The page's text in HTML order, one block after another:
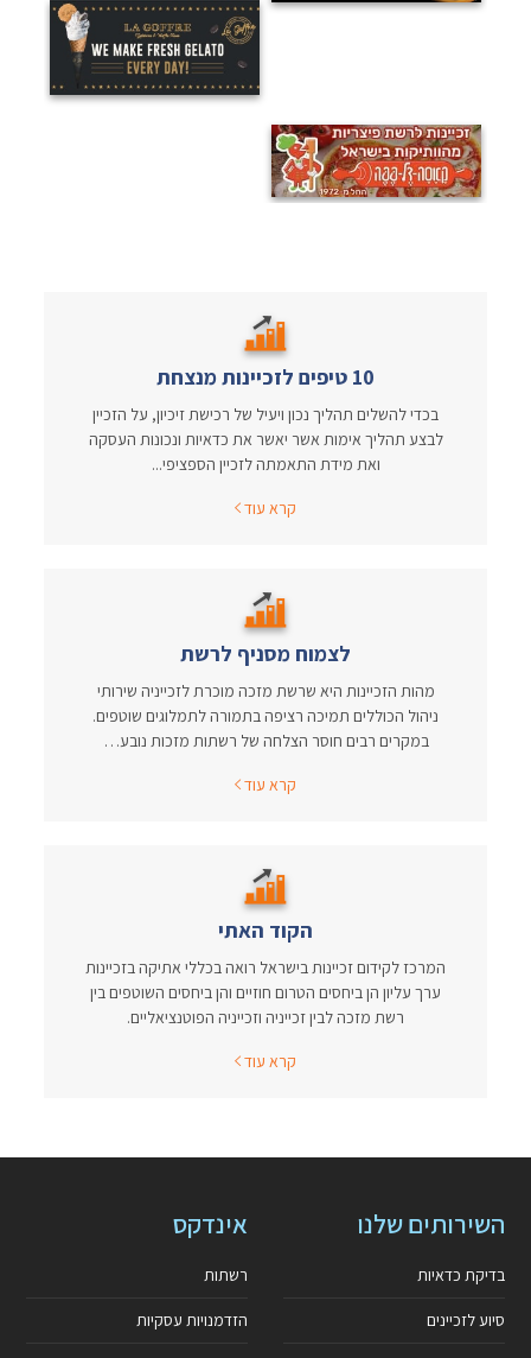
10 טיפים לזכיינות מנצחת
בכדי להשלים תהליך נכון ויעיל של רכישת זיכיון, על הזכיין
לבצע תהליך אימות אשר יאשר את כדאיות ונכונות העסקה
ואת מידת התאמתה לזכיין הספציפי...
קרא עוד
לצמוח מסניף לרשת
מהות הזכיינות היא שרשת מזכה מוכרת לזכייניה שירותי
ניהול הכוללים תמיכה רציפה בתמורה לתמלוגים שוטפים.
במקרים רבים חוסר הצלחה של רשתות מזכות נובע…
קרא עוד
הקוד האתי
המרכז לקידום זכיינות בישראל רואה בכללי אתיקה בזכיינות
ערך עליון הן ביחסים הטרום חוזיים והן ביחסים השוטפים בין
רשת מזכה לבין זכייניה וזכייניה הפוטנציאליים.
קרא עוד
השירותים שלנו
בדיקת כדאיות
סיוע לזכיינים
אינדקס
רשתות
הזדמנויות עסקיות